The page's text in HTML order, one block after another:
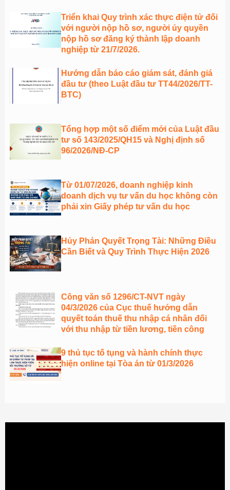
Triển khai Quy trình xác thực điện tử đối
với người nộp hồ sơ, người ủy quyền
nộp hồ sơ đăng ký thành lập doanh
nghiệp từ 21/7/2026.
Hướng dẫn báo cáo giám sát, đánh giá
đầu tư (theo Luật đầu tư TT44/2026/TT-
BTC)
Tổng hợp một số điểm mới của Luật đầu
tư số 143/2025/QH15 và Nghị định số
96/2026/NĐ-CP
Từ 01/07/2026, doanh nghiệp kinh
doanh dịch vụ tư vấn du học không còn
phải xin Giấy phép tư vấn du học
Hủy Phán Quyết Trọng Tài: Những Điều
Cần Biết và Quy Trình Thực Hiện 2026
Công văn số 1296/CT-NVT ngày
04/3/2026 của Cục thuế hướng dẫn
quyết toán thuế thu nhập cá nhân đối
với thu nhập từ tiền lương, tiền công
9 thủ tục tố tụng và hành chính thực
hiện online tại Tòa án từ 01/3/2026